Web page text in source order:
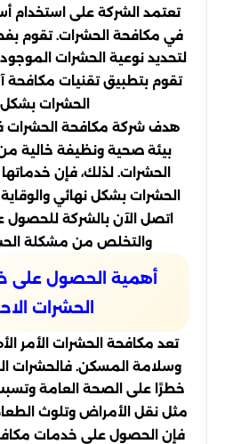
تعتمد الشركة على استخدام
في مكافحة الحشرات. تقوم
لتحديد نوعية الحشرات
تقوم بتطبيق تقنيات
الحشرات
هدف شركة مكافحة الحشرات
بيئة صحية ونظيفة خالية من
الحشرات. لذلك، فإن
الحشرات بشكل نهائي
اتصل الآن بالشركة للحصول
والتخلص من مشكلة
أهمية الحصول على
الحشرات
تعد مكافحة الحشرات الأمر
وسلامة المسكن. فالحشرات
خطرًا على الصحة العامة
مثل نقل الأمراض وتلوث
فإن الحصول على خدمات